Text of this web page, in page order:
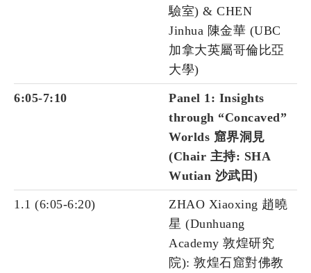
驗室) & CHEN
Jinhua 陳金華 (UBC
加拿大英屬哥倫比亞
大學)
6:05-7:10
Panel 1: Insights
through “Concaved”
Worlds 窟界洞見
(Chair 主持: SHA
Wutian 沙武田)
1.1 (6:05-6:20)
ZHAO Xiaoxing 趙曉
星 (Dunhuang
Academy 敦煌研究
院): 敦煌石窟對佛教